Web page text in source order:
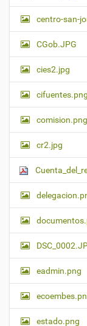
centro-san-
CGob.JPG
cies2.jpg
cifuentes.png
comision.png
cr2.jpg
eadmin.png
estado.png